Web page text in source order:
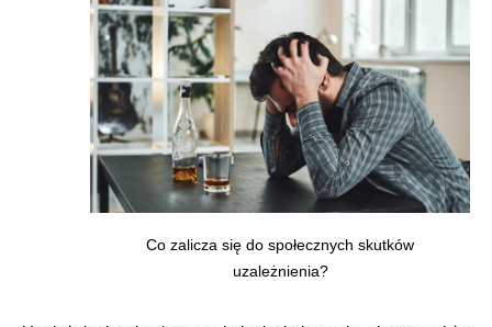
Co zalicza się do społecznych skutków
uzależnienia?